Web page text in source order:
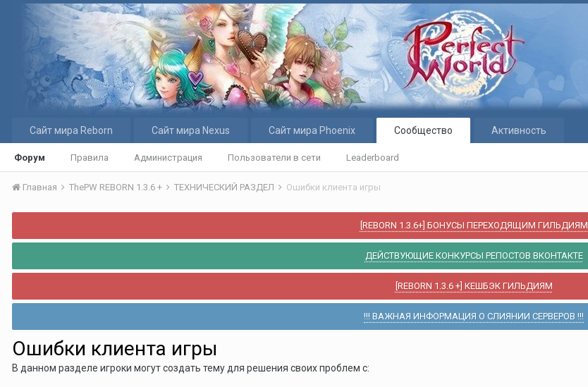
Сайт мира Reborn Сайт мира Nexus Сайт мира Phoenix Сообщество
Форум Правила Администрация Пользователи в сети Leaderboard
Активность
Главная ThePW REBORN 1.3.6 + ТЕХНИЧЕСКИЙ РАЗДЕЛ Ошибки клиента игры
[REBORN 1.3.6+] БОНУСЫ ПЕРЕХОДЯЩИМ ГИЛЬДИЯМ
ДЕЙСТВУЮЩИЕ КОНКУРСЫ РЕПОСТОВ ВКОНТАКТЕ
[REBORN 1.3.6 +] КЕШБЭК ГИЛЬДИЯМ
!!! ВАЖНАЯ ИНФОРМАЦИЯ О СЛИЯНИИ СЕРВЕРОВ !!!
Ошибки клиента игры
В данном разделе игроки могут создать тему для решения своих проблем с: